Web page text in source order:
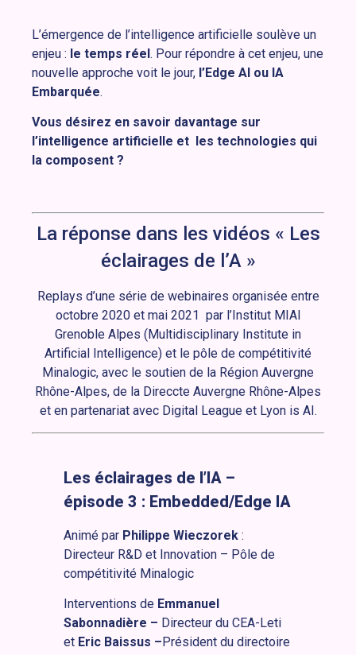
L’émergence de l’intelligence artificielle soulève un
enjeu : le temps réel. Pour répondre à cet enjeu, une
nouvelle approche voit le jour, l’Edge AI ou IA
Embarquée.
Vous désirez en savoir davantage sur
l’intelligence artificielle et les technologies qui
la composent ?
La réponse dans les vidéos « Les
éclairages de l’A »
Replays d’une série de webinaires organisée entre
octobre 2020 et mai 2021 par l’Institut MIAI
Grenoble Alpes (Multidisciplinary Institute in
Artificial Intelligence) et le pôle de compétitivité
Minalogic, avec le soutien de la Région Auvergne
Rhône-Alpes, de la Direccte Auvergne Rhône-Alpes
et en partenariat avec Digital League et Lyon is AI.
Les éclairages de l’IA –
épisode 3 : Embedded/Edge IA
Animé par Philippe Wieczorek :
Directeur R&D et Innovation – Pôle de
compétitivité Minalogic
Interventions de Emmanuel
Sabonnadière – Directeur du CEA-Leti
et Eric Baissus –Président du directoire